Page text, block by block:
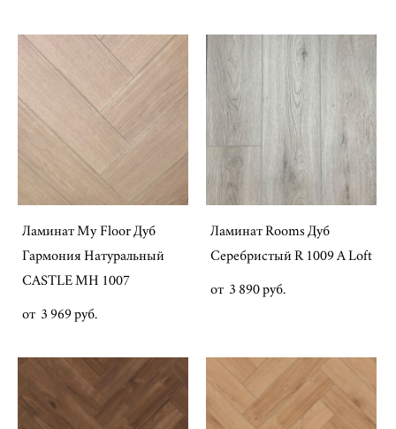
Ламинат My Floor Дуб
Гармония Натуральный
CASTLE MH 1007
от 3 969 pуб.
Ламинат Rooms Дуб
Серебристый R 1009 A Loft
от 3 890 pуб.